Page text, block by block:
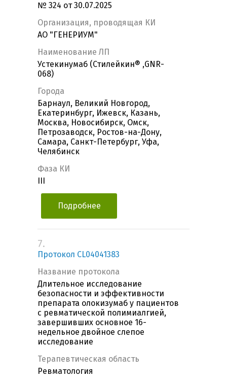
№ 324 от 30.07.2025
Организация, проводящая КИ
АО "ГЕНЕРИУМ"
Наименование ЛП
Устекинумаб (Стилейкин® ,GNR-
068)
Города
Барнаул, Великий Новгород,
Екатеринбург, Ижевск, Казань,
Москва, Новосибирск, Омск,
Петрозаводск, Ростов-на-Дону,
Самара, Санкт-Петербург, Уфа,
Челябинск
Фаза КИ
Подробнее
7.
Протокол CL04041383
Название протокола
Длительное исследование
безопасности и эффективности
препарата олокизумаб у пациентов
с ревматической полимиалгией,
завершивших основное 16-
недельное двойное слепое
исследование
Терапевтическая область
Ревматология